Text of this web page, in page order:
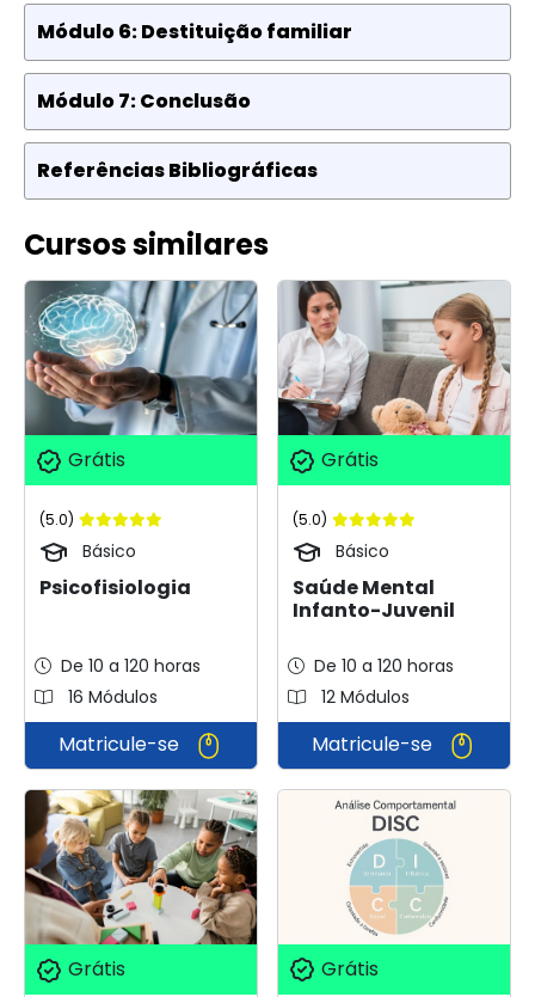
Módulo 6: Destituição familiar
Módulo 7: Conclusão
Referências Bibliográficas
Cursos similares
Grátis
(5.0)
Básico
Psicofisiologia
De 10 a 120 horas
16 Módulos
Matricule-se
Grátis
(5.0)
Básico
Saúde Mental
Infanto-Juvenil
De 10 a 120 horas
12 Módulos
Matricule-se
Grátis Grátis